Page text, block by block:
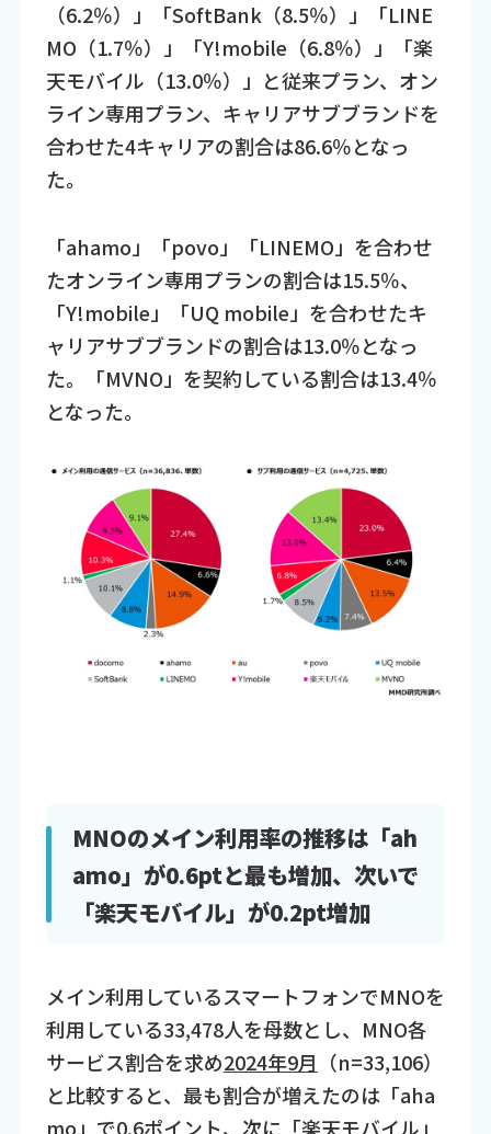
（6.2％）」「SoftBank（8.5％）」「LINE
MO（1.7％）」「Y!mobile（6.8％）」「楽
天モバイル（13.0％）」と従来プラン、オン
ライン専用プラン、キャリアサブブランドを
合わせた4キャリアの割合は86.6％となっ
た。
「ahamo」「povo」「LINEMO」を合わせ
たオンライン専用プランの割合は15.5％、
「Y!mobile」「UQ mobile」を合わせたキ
ャリアサブブランドの割合は13.0％となっ
た。「MVNO」を契約している割合は13.4％
となった。
MNOのメイン利用率の推移は「ah
amo」が0.6ptと最も増加、次いで
「楽天モバイル」が0.2pt増加
メイン利用しているスマートフォンでMNOを
利用している33,478人を母数とし、MNO各
サービス割合を求め2024年9月 （n=33,106）
と比較すると、最も割合が増えたのは「aha
mo」で0.6ポイント、次に「楽天モバイル」